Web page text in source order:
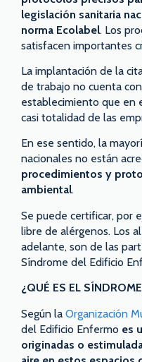
legislación sanitaria
norma Ecolabel. Los
satisfacen importantes
La implantación de la
de trabajo no cuenta
establecimiento que en
casi totalidad de las
En ese sentido, la
nacionales no están
procedimientos y
ambiental.
Se puede certificar, por
libre de alérgenos. Los
adelante, son de las
Síndrome del Edificio
¿QUÉ ES EL
Según la Organización
del Edificio Enfermo es
originadas o